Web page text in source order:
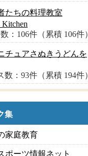
たちの料理教室
Kitchen
：106件（累積 106件）
チュアさぬきうどんを
数：93件（累積 194件）
集
家庭教育
ポーツ情報ネット